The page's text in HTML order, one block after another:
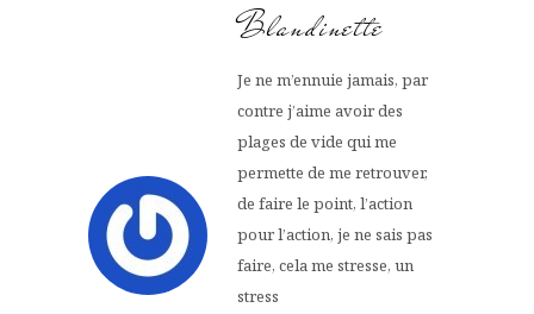
Blandinette
Je ne m’ennuie jamais, par
contre j’aime avoir des
plages de vide qui me
permette de me retrouver,
de faire le point, l’action
pour l’action, je ne sais pas
faire, cela me stresse, un
stress